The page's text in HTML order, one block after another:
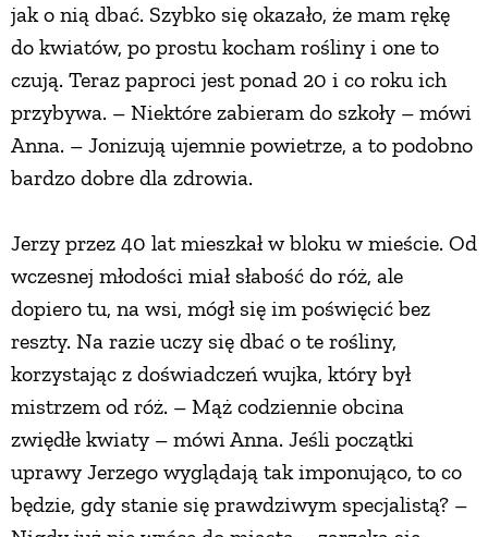
jak o nią dbać. Szybko się okazało, że mam rękę
do kwiatów, po prostu kocham rośliny i one to
czują. Teraz paproci jest ponad 20 i co roku ich
przybywa. – Niektóre zabieram do szkoły – mówi
Anna. – Jonizują ujemnie powietrze, a to podobno
bardzo dobre dla zdrowia.
Jerzy przez 40 lat mieszkał w bloku w mieście. Od
wczesnej młodości miał słabość do róż, ale
dopiero tu, na wsi, mógł się im poświęcić bez
reszty. Na razie uczy się dbać o te rośliny,
korzystając z doświadczeń wujka, który był
mistrzem od róż. – Mąż codziennie obcina
zwiędłe kwiaty – mówi Anna. Jeśli początki
uprawy Jerzego wyglądają tak imponująco, to co
będzie, gdy stanie się prawdziwym specjalistą? –